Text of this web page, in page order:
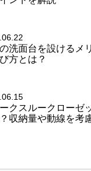
洗面台を設けるメ
方とは？
クスルークローゼ
収納量や動線を考